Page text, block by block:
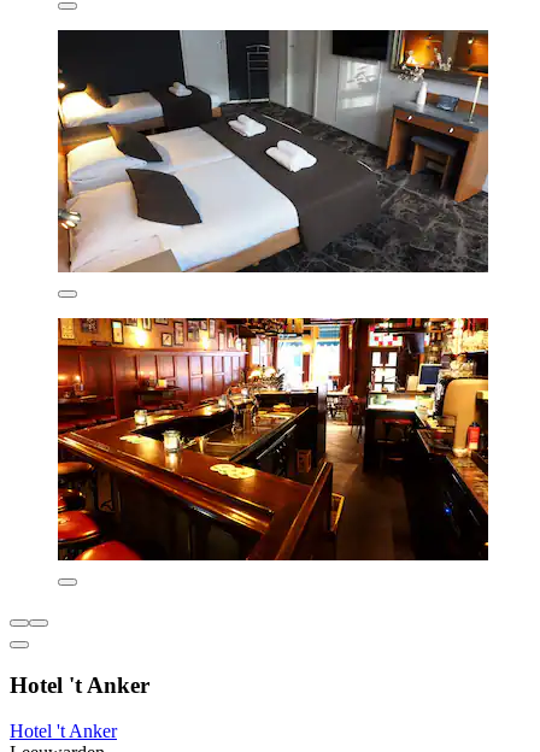
Hotel 't Anker
Hotel 't Anker